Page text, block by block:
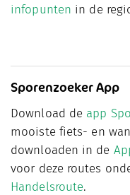
infopunten in de
Sporenzoeker App
Download de app
mooiste fiets- en
downloaden in de
voor deze routes
Handelsroute.